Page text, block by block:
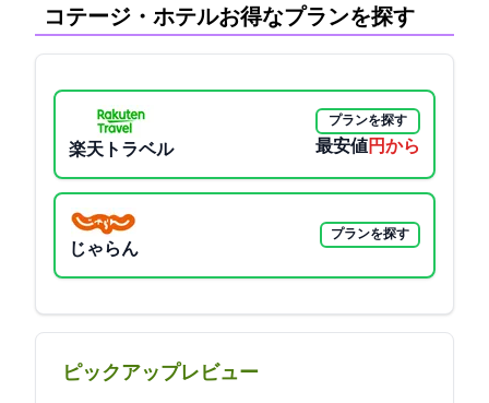
コテージ・ホテル:お得なプランを探す
楽天トラベル
プランを探す
最安値28435円から
じゃらん
プランを探す
ピックアップレビュー